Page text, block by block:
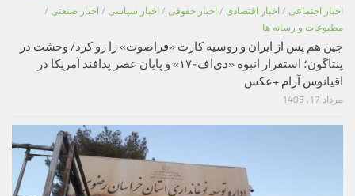
اخبار اجتماعی / اخبار اقتصادی / اخبار حقوقی / اخبار سیاسی / اخبار صنعتی /
مطبوعات و رسانه ها
چین هم پس از ایران و روسیه کارت «فراصوت» را رو کرد/ وحشت در
پنتاگون؛ استقرار انبوه «دی‌اف‑۱۷» و پایان عصر پدافند آمریکا در
اقیانوس آرام +عکس
مرداد 17, 1405